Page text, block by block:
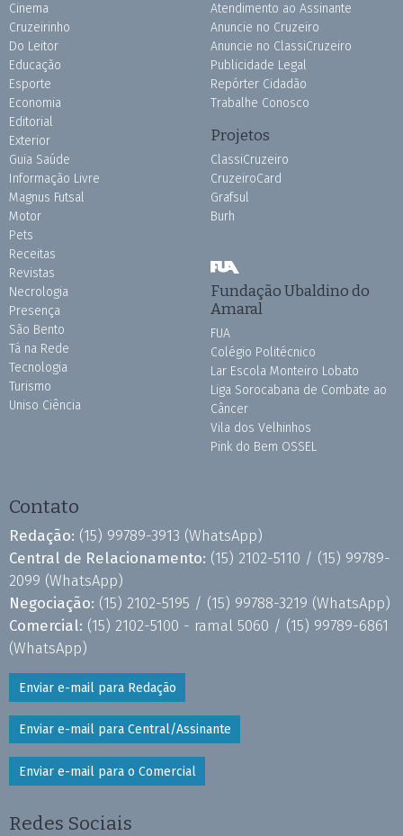
Cinema
Cruzeirinho
Do Leitor
Educação
Esporte
Economia
Editorial
Exterior
Guia Saúde
Informação Livre
Magnus Futsal
Motor
Pets
Receitas
Revistas
Necrologia
Presença
São Bento
Tá na Rede
Tecnologia
Turismo
Uniso Ciência
Atendimento ao Assinante
Anuncie no Cruzeiro
Anuncie no ClassiCruzeiro
Publicidade Legal
Repórter Cidadão
Trabalhe Conosco
Projetos
ClassiCruzeiro
CruzeiroCard
Grafsul
Burh
Fundação Ubaldino do
Amaral
FUA
Colégio Politécnico
Lar Escola Monteiro Lobato
Liga Sorocabana de Combate ao
Câncer
Vila dos Velhinhos
Pink do Bem OSSEL
Contato
Redação: (15) 99789-3913 (WhatsApp)
Central de Relacionamento: (15) 2102-5110 / (15) 99789-
2099 (WhatsApp)
Negociação: (15) 2102-5195 / (15) 99788-3219 (WhatsApp)
Comercial: (15) 2102-5100 - ramal 5060 / (15) 99789-6861
(WhatsApp)
Enviar e-mail para Redação
Enviar e-mail para Central/Assinante
Enviar e-mail para o Comercial
Redes Sociais